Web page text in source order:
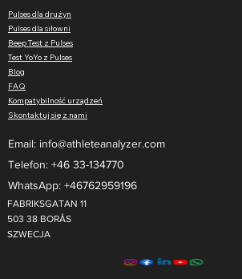
Pulses dla drużyn
Pulses dla siłowni
Beep Test z Pulses
Test YoYo z Pulses
Blog
FAQ
Kompatybilność urządzeń
Skontaktuj się z nami
Email: info@athleteanalyzer.com
Telefon: +46 33-134770​
WhatsApp: +46762959196
FABRIKSGATAN 11
503 38 BORÅS
SZWECJA